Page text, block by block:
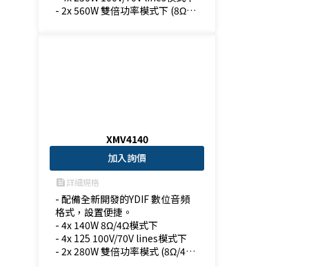
- 2x 560W 雙倍功率模式下 (8Ω/4
XMV4140
加入詢價
feed詳細規格
- 配備全新開發的YDIF 數位音頻
格式，設置便捷。
- 4x 140W 8Ω/4Ω模式下
- 4x 125 100V/70V lines模式下
- 2x 280W 雙倍功率模式 (8Ω/4Ω)